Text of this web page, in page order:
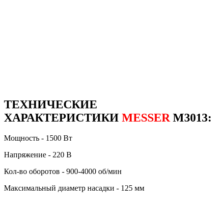
ТЕХНИЧЕСКИЕ
ХАРАКТЕРИСТИКИ MESSER M3013:
Мощность - 1500 Вт
Напряжение - 220 В
Кол-во оборотов - 900-4000 об/мин
Максимальный диаметр насадки - 125 мм